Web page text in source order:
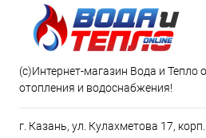
(c)Интернет-магазин Вода и Тепло
отопления и водоснабжения!
г. Казань, ул. Кулахметова 17, корп.